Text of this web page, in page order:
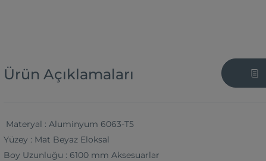
Ürün Açıklamaları
Materyal : Aluminyum 6063-T5
Yüzey : Mat Beyaz Eloksal
Boy Uzunluğu : 6100 mm Aksesuarlar